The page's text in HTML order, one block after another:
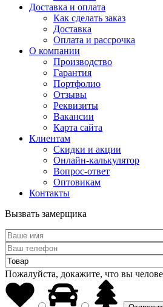
Доставка и оплата
Как сделать заказ
Доставка
Оплата и рассрочка
О компании
Производство
Гарантия
Портфолио
Отзывы
Реквизиты
Вакансии
Карта сайта
Клиентам
Скидки и акции
Онлайн-калькулятор
Вопрос-ответ
Оптовикам
Контакты
Вызвать замерщика
Пожалуйста, докажите, что вы